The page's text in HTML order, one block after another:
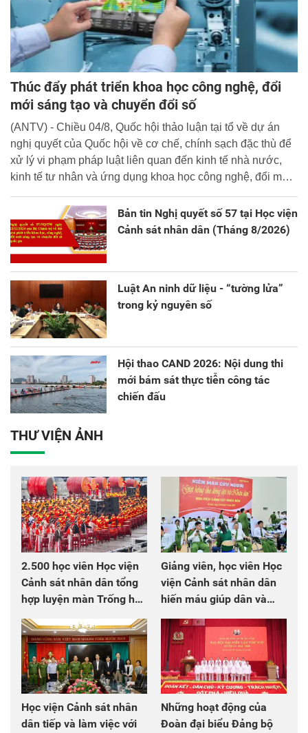
Thúc đẩy phát triển khoa học công nghệ, đổi
mới sáng tạo và chuyển đổi số
(ANTV) - Chiều 04/8, Quốc hội thảo luận tại tổ về dự án
nghị quyết của Quốc hội về cơ chế, chính sạch đặc thù để
xử lý vi phạm pháp luật liên quan đến kinh tế nhà nước,
kinh tế tư nhân và ứng dụng khoa học công nghệ, đổi mới
Bản tin Nghị quyết số 57 tại Học viện
Cảnh sát nhân dân (Tháng 8/2026)
Luật An ninh dữ liệu - “tường lửa”
trong kỷ nguyên số
Hội thao CAND 2026: Nội dung thi
mới bám sát thực tiễn công tác
chiến đấu
THƯ VIỆN ẢNH
2.500 học viên Học viện
Cảnh sát nhân dân tổng
hợp luyện màn Trống hội
Giảng viên, học viên Học
viện Cảnh sát nhân dân
hiến máu giúp dân và
Học viện Cảnh sát nhân
dân tiếp và làm việc với
Những hoạt động của
Đoàn đại biểu Đảng bộ